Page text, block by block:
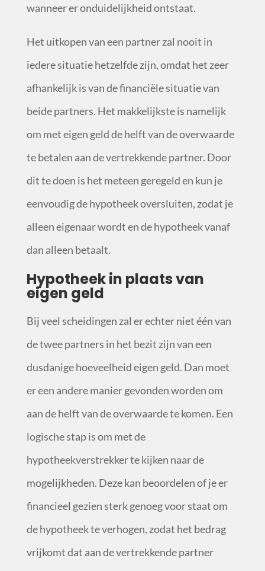
wanneer er onduidelijkheid ontstaat.
Het uitkopen van een partner zal nooit in
iedere situatie hetzelfde zijn, omdat het zeer
afhankelijk is van de financiële situatie van
beide partners. Het makkelijkste is namelijk
om met eigen geld de helft van de overwaarde
te betalen aan de vertrekkende partner. Door
dit te doen is het meteen geregeld en kun je
eenvoudig de hypotheek oversluiten, zodat je
alleen eigenaar wordt en de hypotheek vanaf
dan alleen betaalt.
Hypotheek in plaats van
eigen geld
Bij veel scheidingen zal er echter niet één van
de twee partners in het bezit zijn van een
dusdanige hoeveelheid eigen geld. Dan moet
er een andere manier gevonden worden om
aan de helft van de overwaarde te komen. Een
logische stap is om met de
hypotheekverstrekker te kijken naar de
mogelijkheden. Deze kan beoordelen of je er
financieel gezien sterk genoeg voor staat om
de hypotheek te verhogen, zodat het bedrag
vrijkomt dat aan de vertrekkende partner